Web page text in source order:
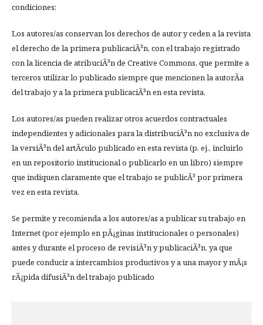
condiciones:
Los autores/as conservan los derechos de autor y ceden a la revista
el derecho de la primera publicaciÃ³n, con el trabajo registrado
con la licencia de atribuciÃ³n de Creative Commons, que permite a
terceros utilizar lo publicado siempre que mencionen la autorÃ­a
del trabajo y a la primera publicaciÃ³n en esta revista.
Los autores/as pueden realizar otros acuerdos contractuales
independientes y adicionales para la distribuciÃ³n no exclusiva de
la versiÃ³n del artÃ­culo publicado en esta revista (p. ej., incluirlo
en un repositorio institucional o publicarlo en un libro) siempre
que indiquen claramente que el trabajo se publicÃ³ por primera
vez en esta revista.
Se permite y recomienda a los autores/as a publicar su trabajo en
Internet (por ejemplo en pÃ¡ginas institucionales o personales)
antes y durante el proceso de revisiÃ³n y publicaciÃ³n, ya que
puede conducir a intercambios productivos y a una mayor y mÃ¡s
rÃ¡pida difusiÃ³n del trabajo publicado